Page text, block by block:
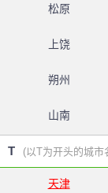
松原
上饶
朔州
山南
T (以T为开头的城市
天津